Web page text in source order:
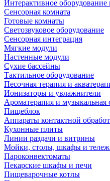
Интерактивное
Сенсорная комната
Готовые комнаты
Светозвуковое оборудование
Сенсорная интеграция
Мягкие модули
Настенные модули
Сухие бассейны
Тактильное оборудование
Песочная терапия и
Ионизаторы и увлажнители
Ароматерапия и музыкальная
Пищеблок
Аппараты контактной
Кухонные плиты
Линии раздачи и витрины
Мойки, столы, шкафы и
Пароконвектоматы
Пекарские шкафы и печи
Пищеварочные котлы